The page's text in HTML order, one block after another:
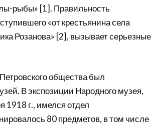
рыбы» [1]. Правильность
«от крестьянина села
Розанова» [2], вызывает серьезные
общества был
В экспозиции Народного музея,
1918 г., имелся отдел
80 предметов, в том числе